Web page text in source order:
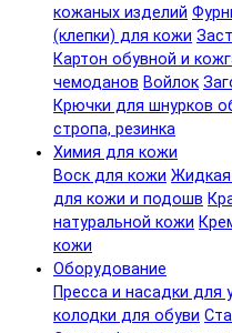
кожаных изделий
(клепки) для кожи
Картон обувной и
чемоданов Войлок
Крючки для шнурков
стропа, резинка
Химия для кожи
Воск для кожи
для кожи и подошв
натуральной кожи
кожи
Оборудование
Пресса и насадки для
колодки для обуви